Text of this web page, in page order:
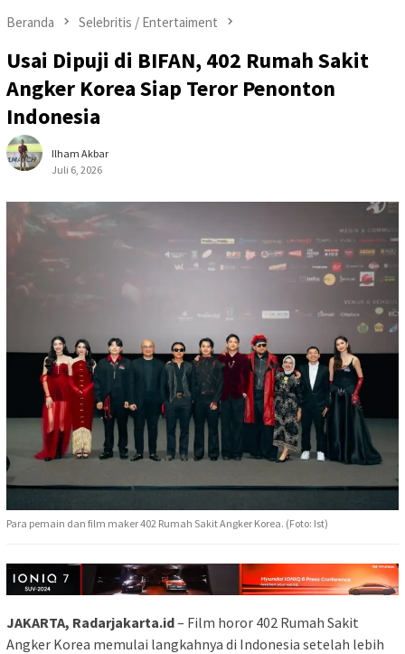
Beranda Selebritis / Entertaiment
Usai Dipuji di BIFAN, 402 Rumah Sakit
Angker Korea Siap Teror Penonton
Indonesia
Ilham Akbar
Juli 6, 2026
Para pemain dan film maker 402 Rumah Sakit Angker Korea. (Foto: Ist)
JAKARTA, Radarjakarta.id– Film horor 402 Rumah Sakit
Angker Korea memulai langkahnya di Indonesia setelah lebih